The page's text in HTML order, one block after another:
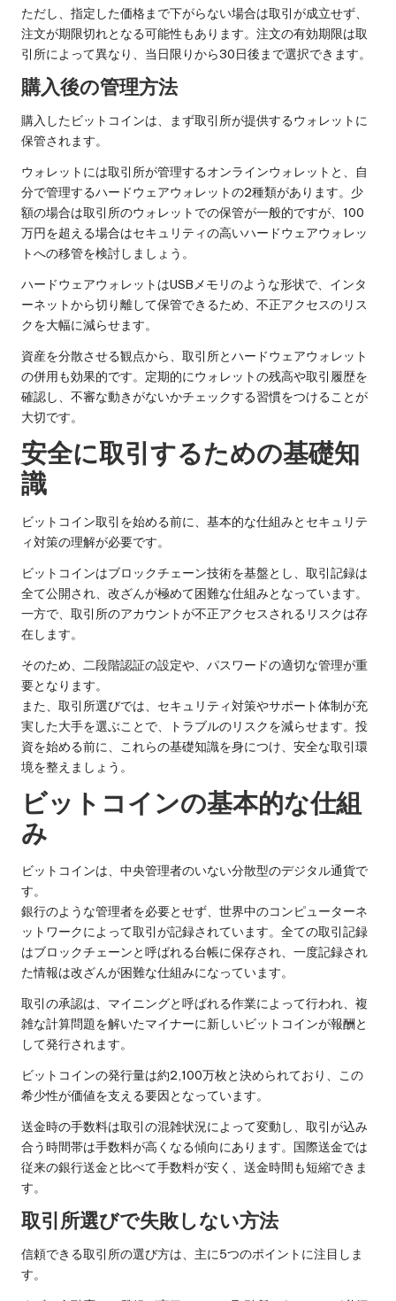
ただし、指定した価格まで下がらない場合は取引が成立せず、
注文が期限切れとなる可能性もあります。注文の有効期限は取
引所によって異なり、当日限りから30日後まで選択できます。
購入後の管理方法
購入したビットコインは、まず取引所が提供するウォレットに
保管されます。
ウォレットには取引所が管理するオンラインウォレットと、自
分で管理するハードウェアウォレットの2種類があります。少
額の場合は取引所のウォレットでの保管が一般的ですが、100
万円を超える場合はセキュリティの高いハードウェアウォレッ
トへの移管を検討しましょう。
ハードウェアウォレットはUSBメモリのような形状で、インタ
ーネットから切り離して保管できるため、不正アクセスのリス
クを大幅に減らせます。
資産を分散させる観点から、取引所とハードウェアウォレット
の併用も効果的です。定期的にウォレットの残高や取引履歴を
確認し、不審な動きがないかチェックする習慣をつけることが
大切です。
安全に取引するための基礎知
識
ビットコイン取引を始める前に、基本的な仕組みとセキュリテ
ィ対策の理解が必要です。
ビットコインはブロックチェーン技術を基盤とし、取引記録は
全て公開され、改ざんが極めて困難な仕組みとなっています。
一方で、取引所のアカウントが不正アクセスされるリスクは存
在します。
そのため、二段階認証の設定や、パスワードの適切な管理が重
要となります。
また、取引所選びでは、セキュリティ対策やサポート体制が充
実した大手を選ぶことで、トラブルのリスクを減らせます。投
資を始める前に、これらの基礎知識を身につけ、安全な取引環
境を整えましょう。
ビットコインの基本的な仕組
み
ビットコインは、中央管理者のいない分散型のデジタル通貨で
す。
銀行のような管理者を必要とせず、世界中のコンピューターネ
ットワークによって取引が記録されています。全ての取引記録
はブロックチェーンと呼ばれる台帳に保存され、一度記録され
た情報は改ざんが困難な仕組みになっています。
取引の承認は、マイニングと呼ばれる作業によって行われ、複
雑な計算問題を解いたマイナーに新しいビットコインが報酬と
して発行されます。
ビットコインの発行量は約2,100万枚と決められており、この
希少性が価値を支える要因となっています。
送金時の手数料は取引の混雑状況によって変動し、取引が込み
合う時間帯は手数料が高くなる傾向にあります。国際送金では
従来の銀行送金と比べて手数料が安く、送金時間も短縮できま
す。
取引所選びで失敗しない方法
信頼できる取引所の選び方は、主に5つのポイントに注目しま
す。